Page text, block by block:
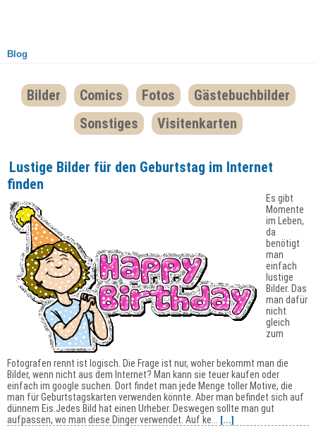
Blog
Bilder Comics Fotos
Gästebuchbilder
Sonstiges
Visitenkarten
Lustige Bilder für den Geburtstag im Internet
finden
Es gibt
Momente
im Leben,
da
benötigt
man
einfach
lustige
Bilder. Das
man dafür
nicht
gleich
zum
Fotografen rennt ist logisch. Die Frage ist nur, woher bekommt man die
Bilder, wenn nicht aus dem Internet? Man kann sie teuer kaufen oder
einfach im google suchen. Dort findet man jede Menge toller Motive, die
man für Geburtstagskarten verwenden könnte. Aber man befindet sich auf
dünnem Eis.Jedes Bild hat einen Urheber. Deswegen sollte man gut
aufpassen, wo man diese Dinger verwendet. Auf ke...
[...]